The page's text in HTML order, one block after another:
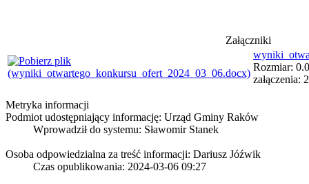
Załączniki
Rozmiar:
załączenia:
Metryka informacji
Podmiot udostępniający informację: Urząd Gminy Raków
Wprowadził do systemu: Sławomir Stanek
Osoba odpowiedzialna za treść informacji: Dariusz Jóźwik
Czas opublikowania: 2024-03-06 09:27